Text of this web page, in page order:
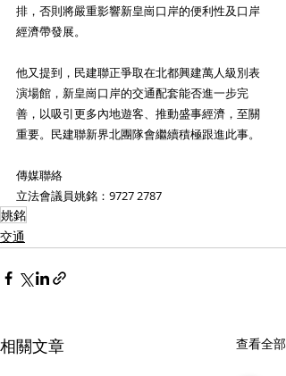
排，否則將嚴重影響新皇崗口岸的便利性及口岸
經濟帶發展。
他又提到，民建聯正爭取在北都興建萬人級別表
演場館，新皇崗口岸的交通配套能否進一步完
善，以吸引更多內地遊客、推動盛事經濟，至關
重要。民建聯新界北團隊會繼續積極跟進此事。
傳媒聯絡
立法會議員姚銘：9727 2787
姚銘
交通
相關文章 查看全部